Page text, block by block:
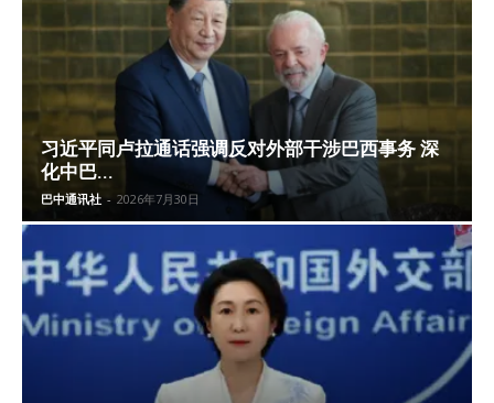
习近平同卢拉通话强调反对外部干涉巴西事务 深
化中巴...
巴中通讯社 - 2026年7月30日